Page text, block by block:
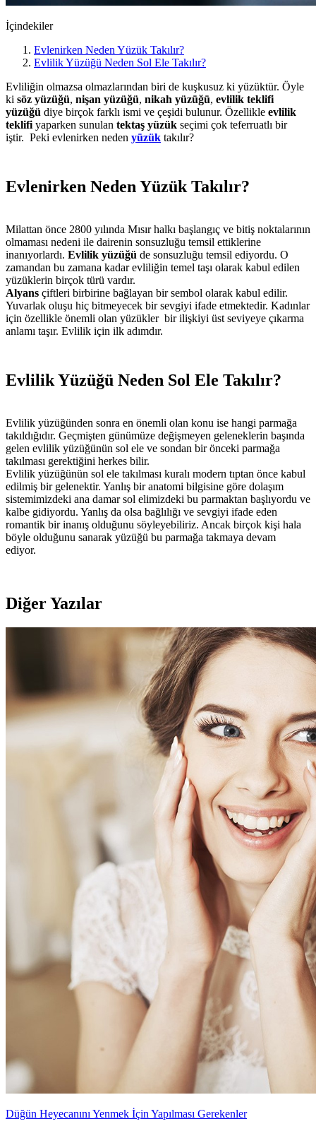
İçindekiler
Evlenirken Neden Yüzük Takılır?
Evlilik Yüzüğü Neden Sol Ele Takılır?
Evliliğin olmazsa olmazlarından biri de kuşkusuz ki yüzüktür. Öyle
ki söz yüzüğü, nişan yüzüğü, nikah yüzüğü, evlilik teklifi
yüzüğü diye birçok farklı ismi ve çeşidi bulunur. Özellikle evlilik
teklifi yaparken sunulan tektaş yüzük seçimi çok teferruatlı bir
iştir. Peki evlenirken neden yüzük takılır?
Evlenirken Neden Yüzük Takılır?
Milattan önce 2800 yılında Mısır halkı başlangıç ve bitiş noktalarının
olmaması nedeni ile dairenin sonsuzluğu temsil ettiklerine
inanıyorlardı. Evlilik yüzüğü de sonsuzluğu temsil ediyordu. O
zamandan bu zamana kadar evliliğin temel taşı olarak kabul edilen
yüzüklerin birçok türü vardır.
Alyans çiftleri birbirine bağlayan bir sembol olarak kabul edilir.
Yuvarlak oluşu hiç bitmeyecek bir sevgiyi ifade etmektedir. Kadınlar
için özellikle önemli olan yüzükler bir ilişkiyi üst seviyeye çıkarma
anlamı taşır. Evlilik için ilk adımdır.
Evlilik Yüzüğü Neden Sol Ele Takılır?
Evlilik yüzüğünden sonra en önemli olan konu ise hangi parmağa
takıldığıdır. Geçmişten günümüze değişmeyen geleneklerin başında
gelen evlilik yüzüğünün sol ele ve sondan bir önceki parmağa
takılması gerektiğini herkes bilir.
Evlilik yüzüğünün sol ele takılması kuralı modern tıptan önce kabul
edilmiş bir gelenektir. Yanlış bir anatomi bilgisine göre dolaşım
sistemimizdeki ana damar sol elimizdeki bu parmaktan başlıyordu ve
kalbe gidiyordu. Yanlış da olsa bağlılığı ve sevgiyi ifade eden
romantik bir inanış olduğunu söyleyebiliriz. Ancak birçok kişi hala
böyle olduğunu sanarak yüzüğü bu parmağa takmaya devam
ediyor.
Diğer Yazılar
Düğün Heyecanını Yenmek İçin Yapılması Gerekenler